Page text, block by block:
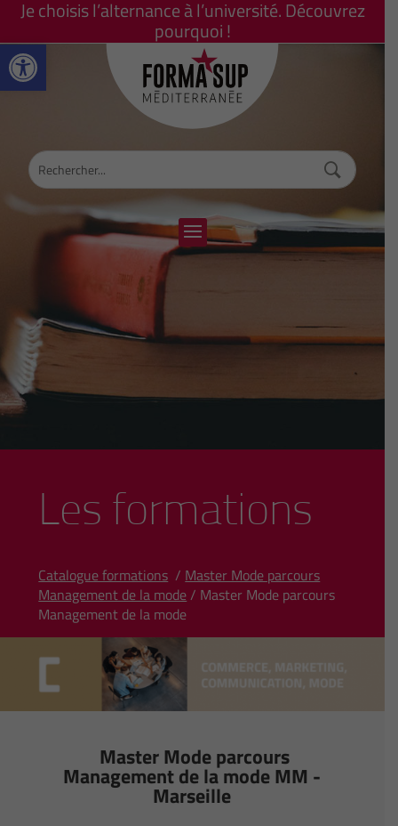
Ouvrir la barre d’outils
Je choisis l’alternance à l’université. Découvrez
pourquoi !
Les formations
Catalogue formations / Master Mode parcours
Management de la mode/ Master Mode parcours
Management de la mode
Master Mode parcours
Management de la mode MM -
Marseille